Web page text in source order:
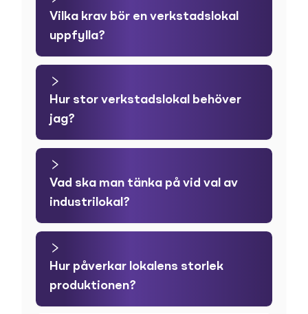
Vilka krav bör en verkstadslokal
uppfylla?
Hur stor verkstadslokal behöver
jag?
Vad ska man tänka på vid val av
industrilokal?
Hur påverkar lokalens storlek
produktionen?